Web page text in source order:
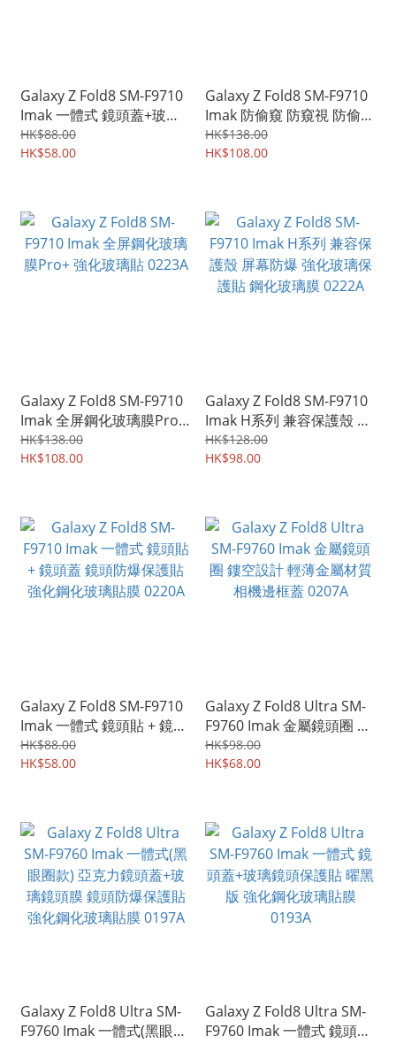
Galaxy Z Fold8 SM-F9710
Imak 一體式 鏡頭蓋+玻璃
鏡頭保護貼 曜黑版 強化鋼
化玻璃貼膜 0235A
HK$88.00
HK$58.00
Galaxy Z Fold8 SM-F9710
Imak 防偷窺 防窺視 防偷睇
保私隱 鋼化玻璃膜 屏幕保
護貼 0225A
HK$138.00
HK$108.00
Galaxy Z Fold8 SM-F9710
Imak 全屏鋼化玻璃膜Pro+
強化玻璃貼 0223A
HK$138.00
HK$108.00
Galaxy Z Fold8 SM-F9710
Imak H系列 兼容保護殼 屏
幕防爆 強化玻璃保護貼 鋼
化玻璃膜 0222A
HK$128.00
HK$98.00
Galaxy Z Fold8 SM-F9710
Imak 一體式 鏡頭貼 + 鏡頭
蓋 鏡頭防爆保護貼 強化鋼
化玻璃貼膜 0220A
HK$88.00
HK$58.00
Galaxy Z Fold8 Ultra SM-
F9760 Imak 金屬鏡頭圈 鏤
空設計 輕薄金屬材質 相機
邊框蓋 0207A
HK$98.00
HK$68.00
Galaxy Z Fold8 Ultra SM-
F9760 Imak 一體式(黑眼圈
Galaxy Z Fold8 Ultra SM-
F9760 Imak 一體式 鏡頭蓋